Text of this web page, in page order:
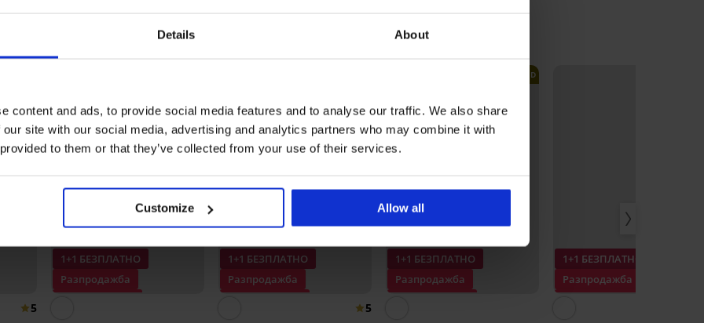
Details About
content and ads, to provide social media features and to analyse our traffic. We also share
site with our social media, advertising and analytics partners who may combine it with
to them or that they’ve collected from your use of their services.
Customize Allow all
Открийте подобни артикули
5
1+1 БЕЗПЛАТНО
Разпродажба
1+1 БЕЗПЛАТНО
Разпродажба
5
1+1 БЕЗПЛАТНО
Разпродажба
LIMITED
1+1 БЕЗПЛАТНО
Разпродажба